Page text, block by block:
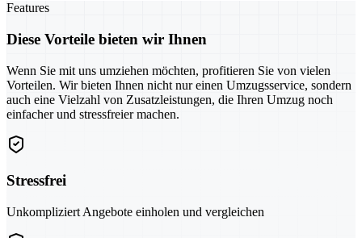
Features
Diese Vorteile bieten wir Ihnen
Wenn Sie mit uns umziehen möchten, profitieren Sie von vielen
Vorteilen. Wir bieten Ihnen nicht nur einen Umzugsservice, sondern
auch eine Vielzahl von Zusatzleistungen, die Ihren Umzug noch
einfacher und stressfreier machen.
Stressfrei
Unkompliziert Angebote einholen und vergleichen